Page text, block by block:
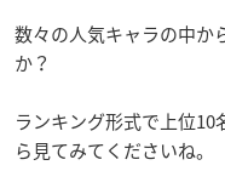
数々の人気キャラの中か
か？
ランキング形式で上位
ら見てみてくださいね。